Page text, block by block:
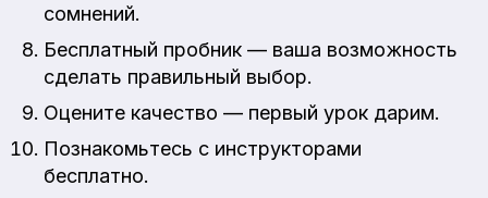
сомнений.
Бесплатный пробник — ваша возможность
сделать правильный выбор.
Оцените качество — первый урок дарим.
Познакомьтесь с инструкторами
бесплатно.